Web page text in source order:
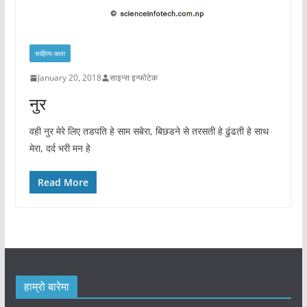
साहित्य-कला
January 20, 2018 साइन्स इन्फोटेक
नुर
वही नुर मेरे लिए तडपति हे साम सबेरा, बिछडने से तरसती हे ढुंढती हे साथ
मेरा, दर्द भरी मन हे
Read More
हाम्रो बारेमा